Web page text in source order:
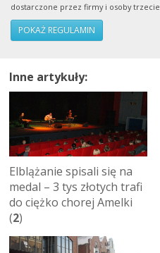
dostarczone przez firmy i osoby trzecie.
POKAŻ REGULAMIN
Inne artykuły:
Elblążanie spisali się na
medal – 3 tys złotych trafi
do ciężko chorej Amelki
(2)